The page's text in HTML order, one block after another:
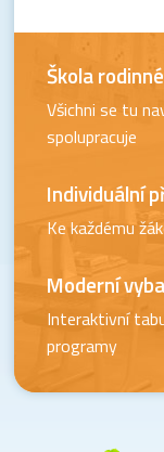
Škola
Všichni se tu
spolupracuje
Individuální
Ke každému
Moderní
Interaktivní
programy